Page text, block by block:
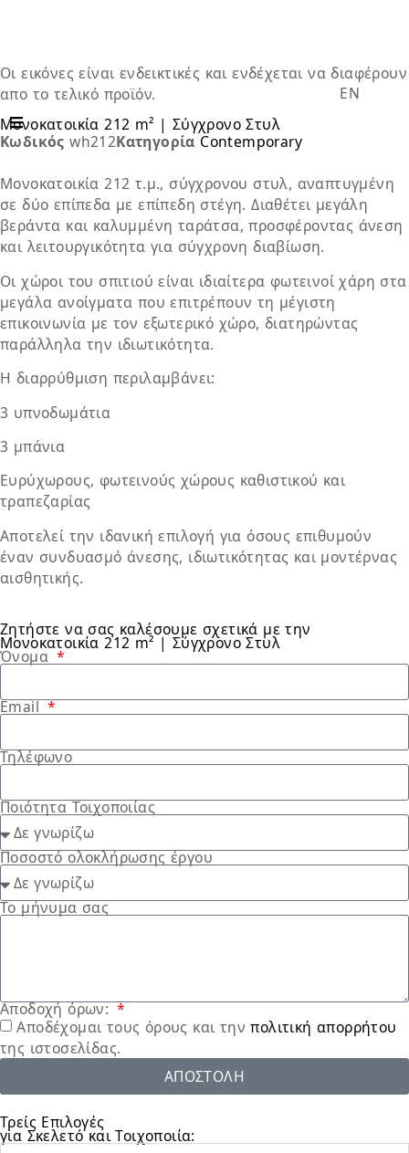
EN
Οι εικόνες είναι ενδεικτικές και ενδέχεται να διαφέρουν
απο το τελικό προϊόν.
Μονοκατοικία 212 m² | Σύγχρονο Στυλ
Κωδικόςwh212Κατηγορία Contemporary
Μονοκατοικία 212 τ.μ., σύγχρονου στυλ, αναπτυγμένη
σε δύο επίπεδα με επίπεδη στέγη. Διαθέτει μεγάλη
βεράντα και καλυμμένη ταράτσα, προσφέροντας άνεση
και λειτουργικότητα για σύγχρονη διαβίωση.
Οι χώροι του σπιτιού είναι ιδιαίτερα φωτεινοί χάρη στα
μεγάλα ανοίγματα που επιτρέπουν τη μέγιστη
επικοινωνία με τον εξωτερικό χώρο, διατηρώντας
παράλληλα την ιδιωτικότητα.
Η διαρρύθμιση περιλαμβάνει:
3 υπνοδωμάτια
3 μπάνια
Ευρύχωρους, φωτεινούς χώρους καθιστικού και
τραπεζαρίας
Αποτελεί την ιδανική επιλογή για όσους επιθυμούν
έναν συνδυασμό άνεσης, ιδιωτικότητας και μοντέρνας
αισθητικής.
Ζητήστε να σας καλέσουμε σχετικά με την
Μονοκατοικία 212 m² | Σύγχρονο Στυλ
Όνομα
Email
Τηλέφωνο
Ποιότητα Τοιχοποιίας
Ποσοστό ολοκλήρωσης έργου
Το μήνυμα σας
Αποδοχή όρων:
Αποδέχομαι τους όρους και τηνπολιτική απορρήτου
της ιστοσελίδας.
ΑΠΟΣΤΟΛΗ
Τρείς Επιλογές
για Σκελετό και Τοιχοποιία: